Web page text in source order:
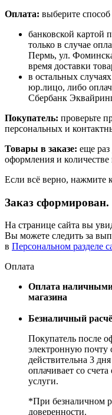
Оплата: выберите
банковской картой
только в случае
Пермь, ул.
время доставки
в остальных
юр.лицо, либо
Сбербанк
Покупатель: проверьте
персональных и
Товары в заказе: еще раз
оформления и
Если всё верно, нажмите
Заказ сформирован.
На странице сайта вы
Вы можете следить за
в Персональном разделе
Оплата
Оплата
магазина
Безналичный
Покупатель после
электронную почту
действительна 3
оплачивает со
услуги.
*При безналичном
доверенности.